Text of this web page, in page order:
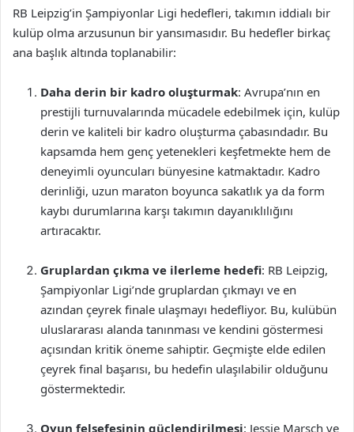
RB Leipzig’in Şampiyonlar Ligi hedefleri, takımın iddialı bir
kulüp olma arzusunun bir yansımasıdır. Bu hedefler birkaç
ana başlık altında toplanabilir:
Daha derin bir kadro oluşturmak: Avrupa’nın en
prestijli turnuvalarında mücadele edebilmek için, kulüp
derin ve kaliteli bir kadro oluşturma çabasındadır. Bu
kapsamda hem genç yetenekleri keşfetmekte hem de
deneyimli oyuncuları bünyesine katmaktadır. Kadro
derinliği, uzun maraton boyunca sakatlık ya da form
kaybı durumlarına karşı takımın dayanıklılığını
artıracaktır.
Gruplardan çıkma ve ilerleme hedefi: RB Leipzig,
Şampiyonlar Ligi’nde gruplardan çıkmayı ve en
azından çeyrek finale ulaşmayı hedefliyor. Bu, kulübün
uluslararası alanda tanınması ve kendini göstermesi
açısından kritik öneme sahiptir. Geçmişte elde edilen
çeyrek final başarısı, bu hedefin ulaşılabilir olduğunu
göstermektedir.
Oyun felsefesinin güçlendirilmesi: Jessie Marsch ve